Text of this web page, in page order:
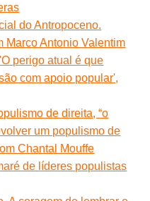
do Antropoceno.
Marco Antonio Valentim
perigo atual é que
com apoio popular',
de direita, “o
um populismo de
Chantal Mouffe
de líderes populistas